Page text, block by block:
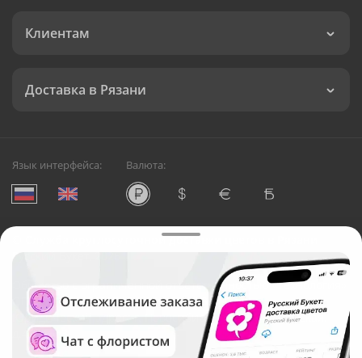
Клиентам
Доставка в Рязани
Язык интерфейса: Валюта:
Служба круглосуточной доставки цветов в Рязани
Русский Букет, 2026
Общество с ограниченной ответственностью «Технология»
ОГРН: 1195476081745, ИНН: 5410081997
Юридический адрес: г. Новосибирск, ул. Ипподромская,
д.42, оф. 3